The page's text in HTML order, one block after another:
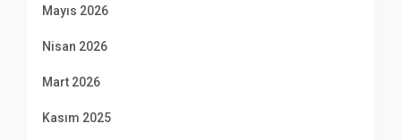
Mayıs 2026
Nisan 2026
Mart 2026
Kasım 2025